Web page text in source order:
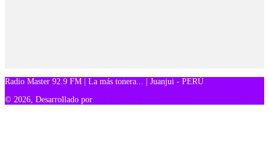
Radio Master 92.9 FM | La más tonera... | Juanjui - PERÚ
© 2026, Desarrollado por